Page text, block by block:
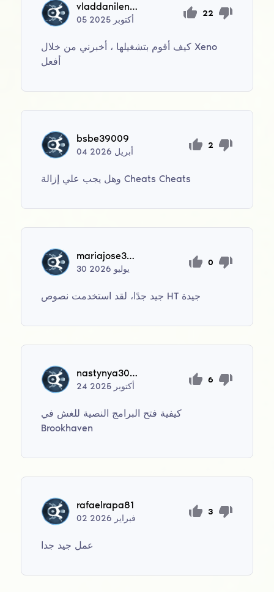
vladdanilenkoboom
05 أكتوبر
22
كيف أقوم بتشغيلها ، أخبرني من خلال Xeno
أفعل
bsbe39009
04 أبريل
2
وهل يجب علي إزالة Cheats Cheats
mariajose30880
30 يوليو
0
جيد جدًا، لقد استخدمت نصوص HT جيدة
nastynya3008
24 أكتوبر
6
كيفية فتح البرامج النصية للغش في
Brookhaven
rafaelrapa81
02 فبراير
3
عمل جيد جدا